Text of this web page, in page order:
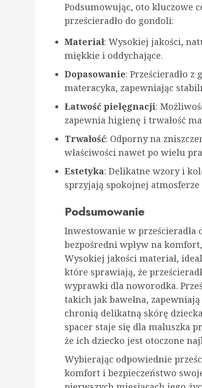
Podsumowując, oto kluczowe
prześcieradło do gondoli:
Materiał: Wysokiej jakości,
miękkie i oddychające.
Dopasowanie: Prześcieradło
materacyka, zapewniając
Łatwość pielęgnacji:
zapewnia higienę i trwałość
Trwałość: Odporny na
właściwości nawet po wielu
Estetyka: Delikatne wzory i
sprzyjają spokojnej atmosferze
Podsumowanie
Inwestowanie w
bezpośredni wpływ na
Wysokiej jakości materiał,
które sprawiają, że
wyprawki dla noworodka.
takich jak bawełna,
chronią delikatną skórę
spacer staje się dla maluszka
że ich dziecko jest otoczone
Wybierając odpowiednie
komfort i bezpieczeństwo